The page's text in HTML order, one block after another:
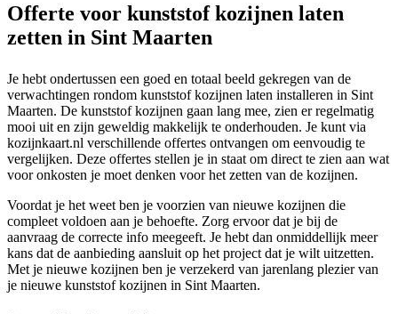
Offerte voor kunststof kozijnen laten
zetten in Sint Maarten
Je hebt ondertussen een goed en totaal beeld gekregen van de
verwachtingen rondom kunststof kozijnen laten installeren in Sint
Maarten. De kunststof kozijnen gaan lang mee, zien er regelmatig
mooi uit en zijn geweldig makkelijk te onderhouden. Je kunt via
kozijnkaart.nl verschillende offertes ontvangen om eenvoudig te
vergelijken. Deze offertes stellen je in staat om direct te zien aan wat
voor onkosten je moet denken voor het zetten van de kozijnen.
Voordat je het weet ben je voorzien van nieuwe kozijnen die
compleet voldoen aan je behoefte. Zorg ervoor dat je bij de
aanvraag de correcte info meegeeft. Je hebt dan onmiddellijk meer
kans dat de aanbieding aansluit op het project dat je wilt uitzetten.
Met je nieuwe kozijnen ben je verzekerd van jarenlang plezier van
je nieuwe kunststof kozijnen in Sint Maarten.